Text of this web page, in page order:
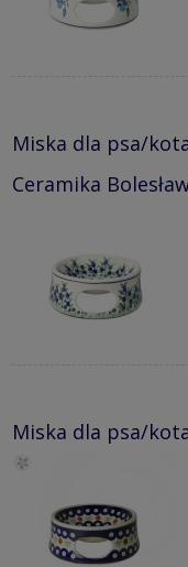
Miska dla psa/
Ceramika
Miska dla psa/